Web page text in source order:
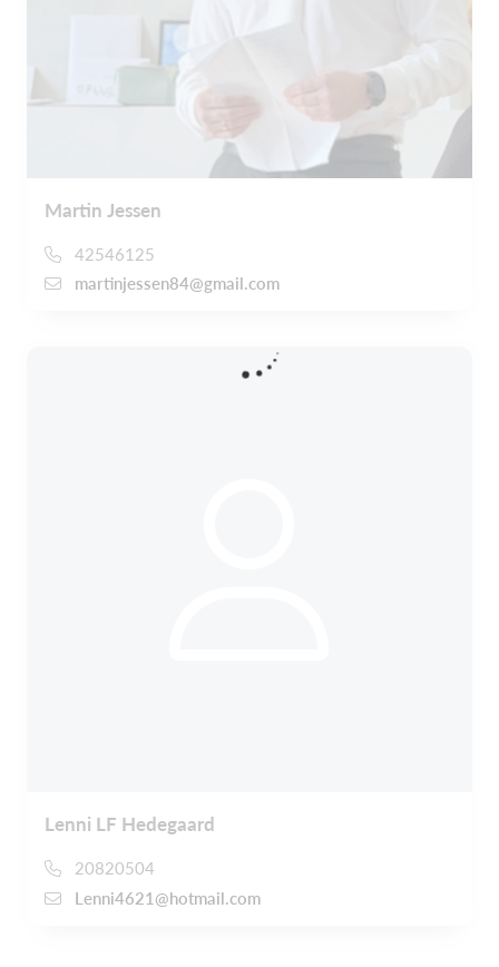
Martin Jessen
42546125
martinjessen84@gmail.com
Lenni LF Hedegaard
20820504
Lenni4621@hotmail.com